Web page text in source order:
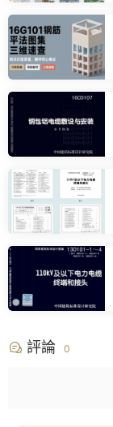
評論 0